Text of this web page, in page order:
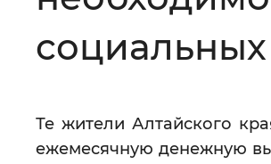
социальных
Те жители Алтайского
ежемесячную денежную